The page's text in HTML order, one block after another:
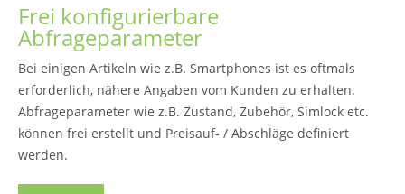
Frei konfigurierbare
Abfrageparameter
Bei einigen Artikeln wie z.B. Smartphones ist es oftmals
erforderlich, nähere Angaben vom Kunden zu erhalten.
Abfrageparameter wie z.B. Zustand, Zubehör, Simlock etc.
können frei erstellt und Preisauf- / Abschläge definiert
werden.